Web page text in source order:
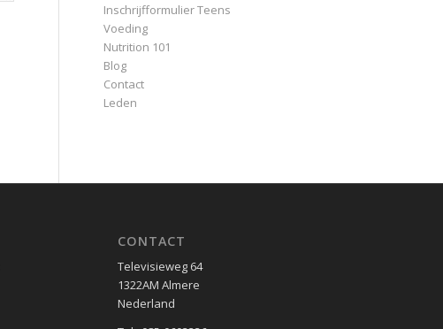
Inschrijfformulier Teens
Voeding
Nutrition 101
Blog
Contact
Leden
CONTACT
Televisieweg 64
1322AM Almere
Nederland